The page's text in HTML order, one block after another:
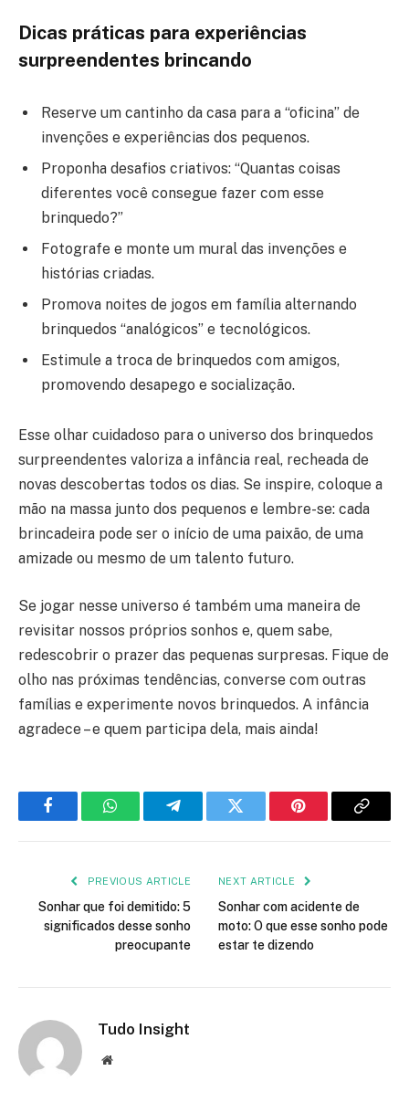
Dicas práticas para experiências
surpreendentes brincando
Reserve um cantinho da casa para a “oficina” de
invenções e experiências dos pequenos.
Proponha desafios criativos: “Quantas coisas
diferentes você consegue fazer com esse
brinquedo?”
Fotografe e monte um mural das invenções e
histórias criadas.
Promova noites de jogos em família alternando
brinquedos “analógicos” e tecnológicos.
Estimule a troca de brinquedos com amigos,
promovendo desapego e socialização.
Esse olhar cuidadoso para o universo dos brinquedos
surpreendentes valoriza a infância real, recheada de
novas descobertas todos os dias. Se inspire, coloque a
mão na massa junto dos pequenos e lembre-se: cada
brincadeira pode ser o início de uma paixão, de uma
amizade ou mesmo de um talento futuro.
Se jogar nesse universo é também uma maneira de
revisitar nossos próprios sonhos e, quem sabe,
redescobrir o prazer das pequenas surpresas. Fique de
olho nas próximas tendências, converse com outras
famílias e experimente novos brinquedos. A infância
agradece – e quem participa dela, mais ainda!
FacebookWhatsAppTelegramTwitter Pinterest Copy
PREVIOUS ARTICLE
Sonhar que foi demitido: 5
significados desse sonho
preocupante
NEXT ARTICLE
Sonhar com acidente de
moto: O que esse sonho pode
estar te dizendo
Tudo Insight
Website